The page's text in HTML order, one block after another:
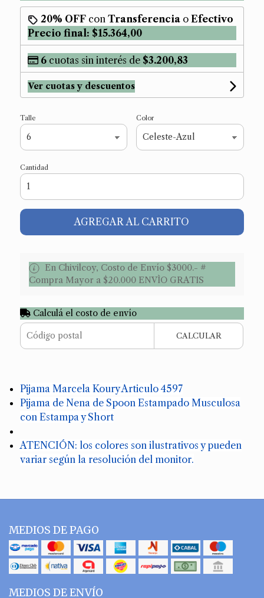
20% OFFcon Transferenciao Efectivo
Precio final: $15.364,00
6cuotas sin interés de $3.200,83
Ver cuotas y descuentos
Talle Color
Cantidad
AGREGAR AL CARRITO
En Chivilcoy, Costo de Envío $3000.- #
Compra Mayor a $20.000 ENVÌO GRATIS
Calculá el costo de envío
CALCULAR
Pijama Marcela Koury Articulo 4597
Pijama de Nena de Spoon Estampado Musculosa
con Estampa y Short
ATENCIÓN: los colores son ilustrativos y pueden
variar según la resolución del monitor.
MEDIOS DE PAGO
MEDIOS DE ENVÍO